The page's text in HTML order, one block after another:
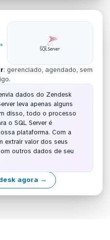
: gerenciado, agendado, sem
dados do Zendesk
leva apenas alguns
disso, todo o processo
o SQL Server é
plataforma. Com a
extrair valor dos seus
outros dados de seu
agora →